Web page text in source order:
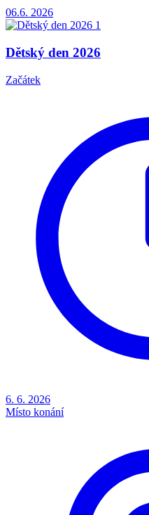
06.6. 2026
Dětský den 2026
Začátek
6. 6. 2026
Místo konání